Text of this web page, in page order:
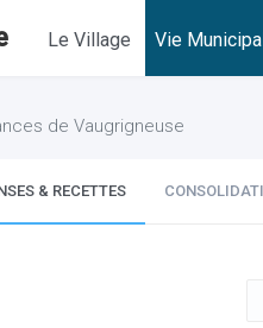
Le Village Vie
de Vaugrigneuse
& RECETTES